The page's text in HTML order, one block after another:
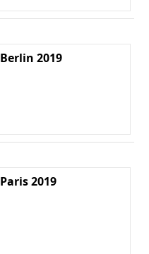
Berlin 2019
Paris 2019